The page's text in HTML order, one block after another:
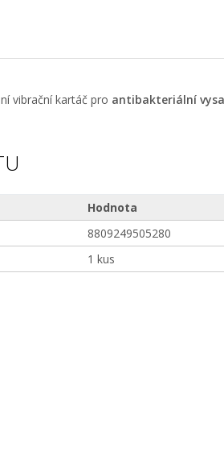
vibrační kartáč pro antibakteriální
Hodnota
8809249505280
1 kus